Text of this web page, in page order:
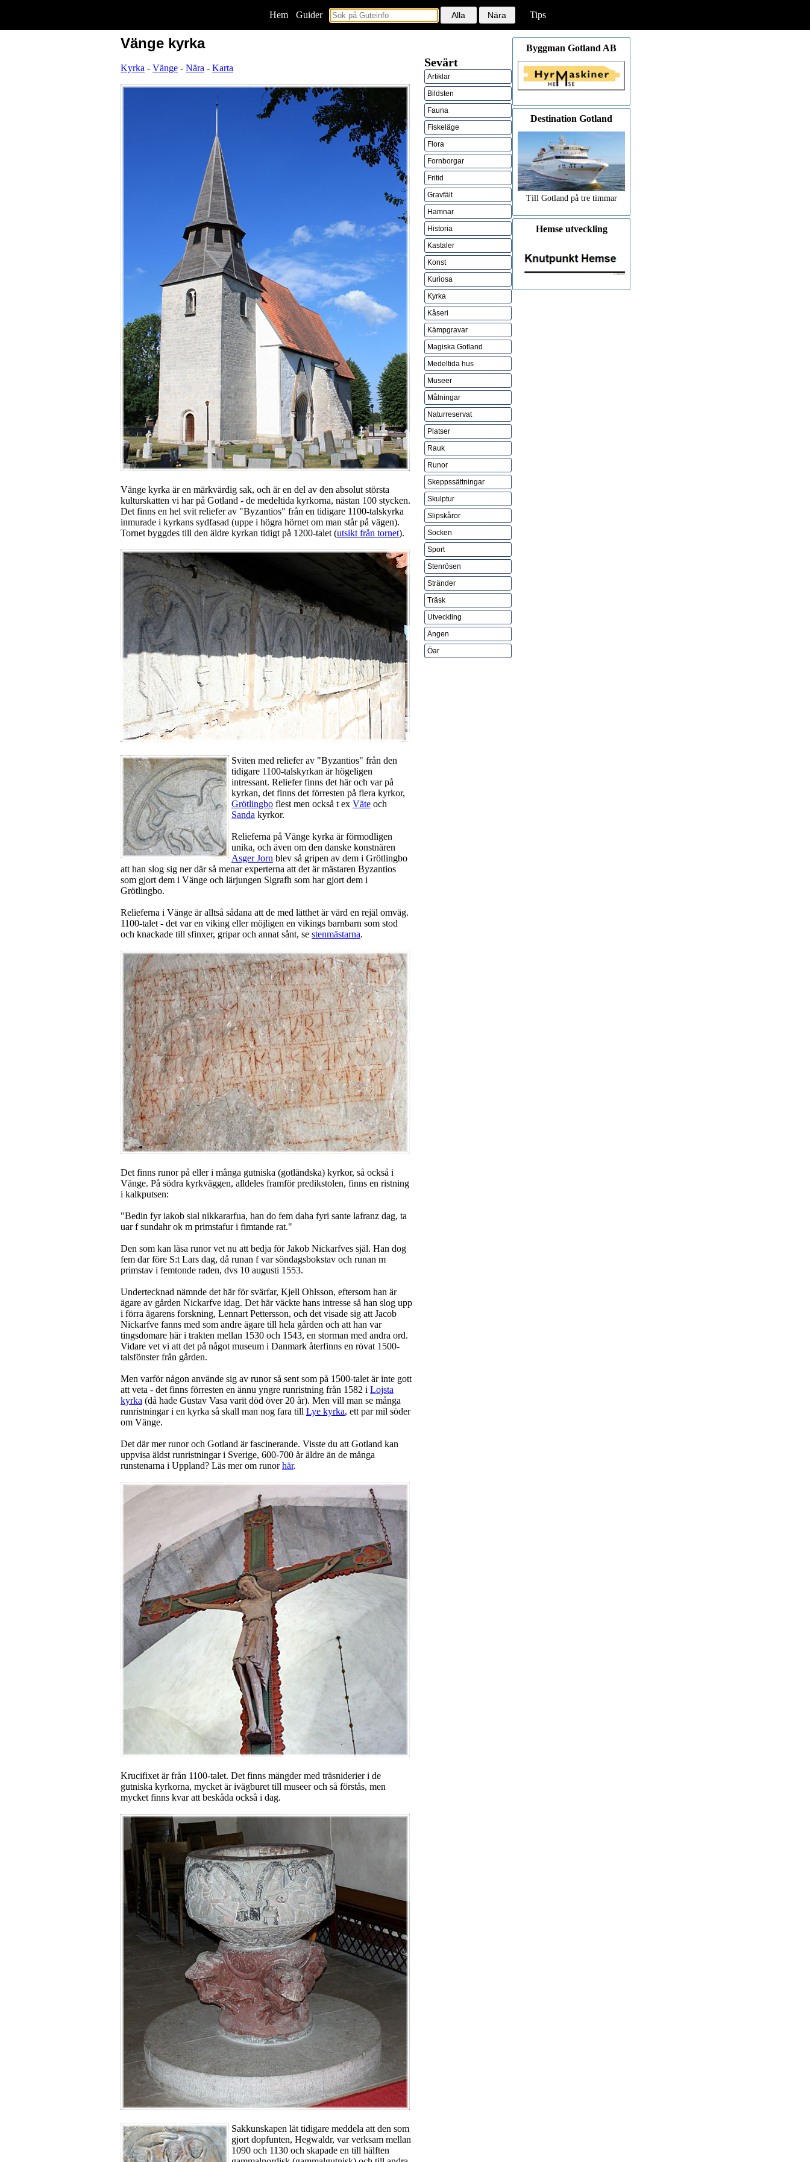
Hem< Guider Tips
Vänge kyrka
Kyrka - Vänge - Nära - Karta
Vänge kyrka är en märkvärdig sak, och är en del av den absolut största
kulturskatten vi har på Gotland - de medeltida kyrkorna, nästan 100 stycken.
Det finns en hel svit reliefer av "Byzantios" från en tidigare 1100-talskyrka
inmurade i kyrkans sydfasad (uppe i högra hörnet om man står på vägen).
Tornet byggdes till den äldre kyrkan tidigt på 1200-talet (utsikt från tornet).
Sviten med reliefer av "Byzantios" från den
tidigare 1100-talskyrkan är högeligen
intressant. Reliefer finns det här och var på
kyrkan, det finns det förresten på flera kyrkor,
Grötlingbo flest men också t ex Väte och
Sanda kyrkor.
Relieferna på Vänge kyrka är förmodligen
unika, och även om den danske konstnären
Asger Jorn blev så gripen av dem i Grötlingbo
att han slog sig ner där så menar experterna att det är mästaren Byzantios
som gjort dem i Vänge och lärjungen Sigrafh som har gjort dem i
Grötlingbo.
Relieferna i Vänge är alltså sådana att de med lätthet är värd en rejäl omväg.
1100-talet - det var en viking eller möjligen en vikings barnbarn som stod
och knackade till sfinxer, gripar och annat sånt, se stenmästarna.
Det finns runor på eller i många gutniska (gotländska) kyrkor, så också i
Vänge. På södra kyrkväggen, alldeles framför predikstolen, finns en ristning
i kalkputsen:
"Bedin fyr iakob sial nikkararfua, han do fem daha fyri sante lafranz dag, ta
uar f sundahr ok m primstafur i fimtande rat."
Den som kan läsa runor vet nu att bedja för Jakob Nickarfves själ. Han dog
fem dar före S:t Lars dag, då runan f var söndagsbokstav och runan m
primstav i femtonde raden, dvs 10 augusti 1553.
Undertecknad nämnde det här för svärfar, Kjell Ohlsson, eftersom han är
ägare av gården Nickarfve idag. Det här väckte hans intresse så han slog upp
i förra ägarens forskning, Lennart Pettersson, och det visade sig att Jacob
Nickarfve fanns med som andre ägare till hela gården och att han var
tingsdomare här i trakten mellan 1530 och 1543, en storman med andra ord.
Vidare vet vi att det på något museum i Danmark återfinns en rövat 1500-
talsfönster från gården.
Men varför någon använde sig av runor så sent som på 1500-talet är inte gott
att veta - det finns förresten en ännu yngre runristning från 1582 i Lojsta
kyrka (då hade Gustav Vasa varit död över 20 år). Men vill man se många
runristningar i en kyrka så skall man nog fara till Lye kyrka, ett par mil söder
om Vänge.
Det där mer runor och Gotland är fascinerande. Visste du att Gotland kan
uppvisa äldst runristningar i Sverige, 600-700 år äldre än de många
runstenarna i Uppland? Läs mer om runorhär.
Krucifixet är från 1100-talet. Det finns mängder med träsniderier i de
gutniska kyrkorna, mycket är ivägburet till museer och så förstås, men
mycket finns kvar att beskåda också i dag.
Sakkunskapen lät tidigare meddela att den som
gjort dopfunten, Hegwaldr, var verksam mellan
1090 och 1130 och skapade en till hälften
Sevärt
Artiklar
Bildsten
Fauna
Fiskeläge
Flora
Fornborgar
Fritid
Gravfält
Hamnar
Historia
Kastaler
Konst
Kuriosa
Kyrka
Kåseri
Kämpgravar
Magiska Gotland
Medeltida hus
Museer
Målningar
Naturreservat
Platser
Rauk
Runor
Skeppssättningar
Skulptur
Slipskåror
Socken
Sport
Stenrösen
Stränder
Träsk
Utveckling
Ängen
Öar
Byggman Gotland AB
Destination Gotland
Till Gotland på tre timmar
Hemse utveckling